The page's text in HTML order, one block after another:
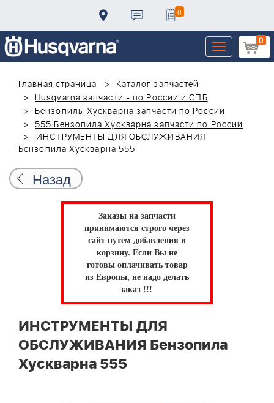
0
0
Toggle
navigation
Главная страница
Каталог запчастей
Husqvarna запчасти - по России и СПБ
Бензопилы Хускварна запчасти по России
555 Бензопила Хускварна запчасти по России
ИНСТРУМЕНТЫ ДЛЯ ОБСЛУЖИВАНИЯ
Бензопила Хускварна 555
Назад
Заказы на запчасти
принимаются строго через
сайт путем добавления в
корзину. Если Вы не
готовы оплачивать товар
из Европы, не надо делать
заказ !!!
ИНСТРУМЕНТЫ ДЛЯ
ОБСЛУЖИВАНИЯ Бензопила
Хускварна 555